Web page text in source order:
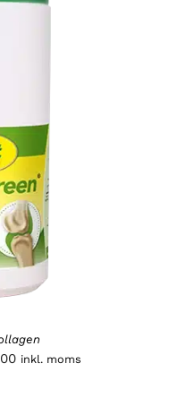
Prisinterval:
inkl. moms